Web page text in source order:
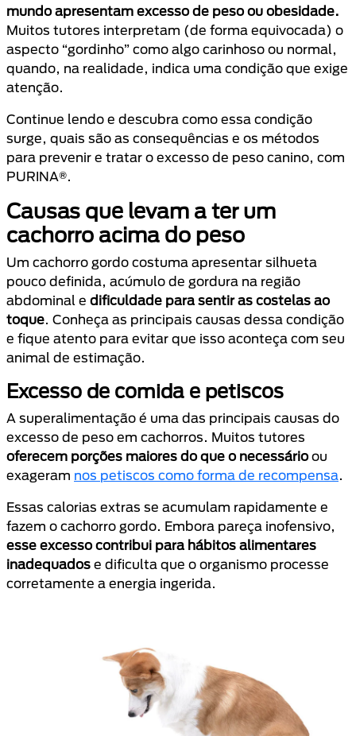
mundo apresentam excesso de peso ou obesidade.
Muitos tutores interpretam (de forma equivocada) o
aspecto “gordinho” como algo carinhoso ou normal,
quando, na realidade, indica uma condição que exige
atenção.
Continue lendo e descubra como essa condição
surge, quais são as consequências e os métodos
para prevenir e tratar o excesso de peso canino, com
PURINA®.
Causas que levam a ter um
cachorro acima do peso
Um cachorro gordo costuma apresentar silhueta
pouco definida, acúmulo de gordura na região
abdominal e dificuldade para sentir as costelas ao
toque. Conheça as principais causas dessa condição
e fique atento para evitar que isso aconteça com seu
animal de estimação.
Excesso de comida e petiscos
A superalimentação é uma das principais causas do
excesso de peso em cachorros. Muitos tutores
oferecem porções maiores do que o necessárioou
exageram nos petiscos como forma de recompensa.
Essas calorias extras se acumulam rapidamente e
fazem o cachorro gordo. Embora pareça inofensivo,
esse excesso contribui para hábitos alimentares
inadequados e dificulta que o organismo processe
corretamente a energia ingerida.